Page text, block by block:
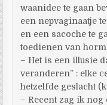
waanidee te gaan
een nepvaginaatje
en een sacoche te
toedienen van
– Het is een illusie
veranderen” : elke
hetzelfde geslacht
– Recent zag ik